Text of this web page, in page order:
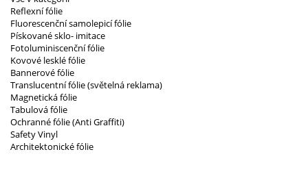
Reflexní fólie
Fluorescenční samolepicí fólie
Pískované sklo- imitace
Fotoluminiscenční fólie
Kovové lesklé fólie
Bannerové fólie
Translucentní fólie (světelná reklama)
Magnetická fólie
Tabulová fólie
Ochranné fólie (Anti Graffiti)
Safety Vinyl
Architektonické fólie